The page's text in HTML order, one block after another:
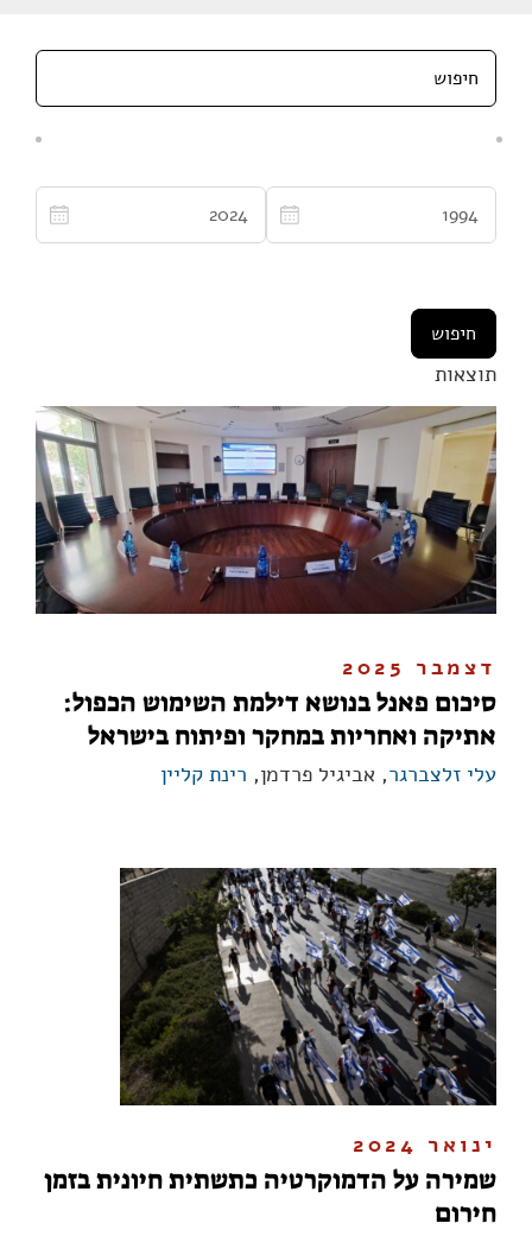
תוצאות
דצמבר 2025
סיכום פאנל בנושא דילמת השימוש הכפול:
אתיקה ואחריות במחקר ופיתוח בישראל
עלי זלצברגר, אביגיל פרדמן, רינת קליין
ינואר 2024
שמירה על הדמוקרטיה כתשתית חיונית בזמן
חירום